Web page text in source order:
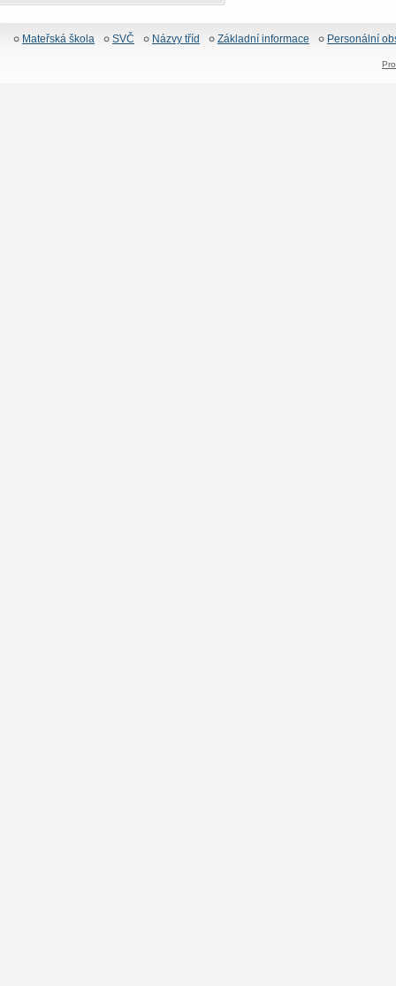
Mateřská škola SVČ Názvy tříd Základní informace Personální